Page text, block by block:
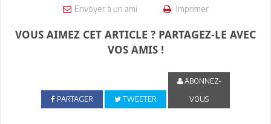
Envoyer à un ami Imprimer
VOUS AIMEZ CET ARTICLE ? PARTAGEZ-LE AVEC
VOS AMIS !
PARTAGER TWEETER
ABONNEZ-
VOUS